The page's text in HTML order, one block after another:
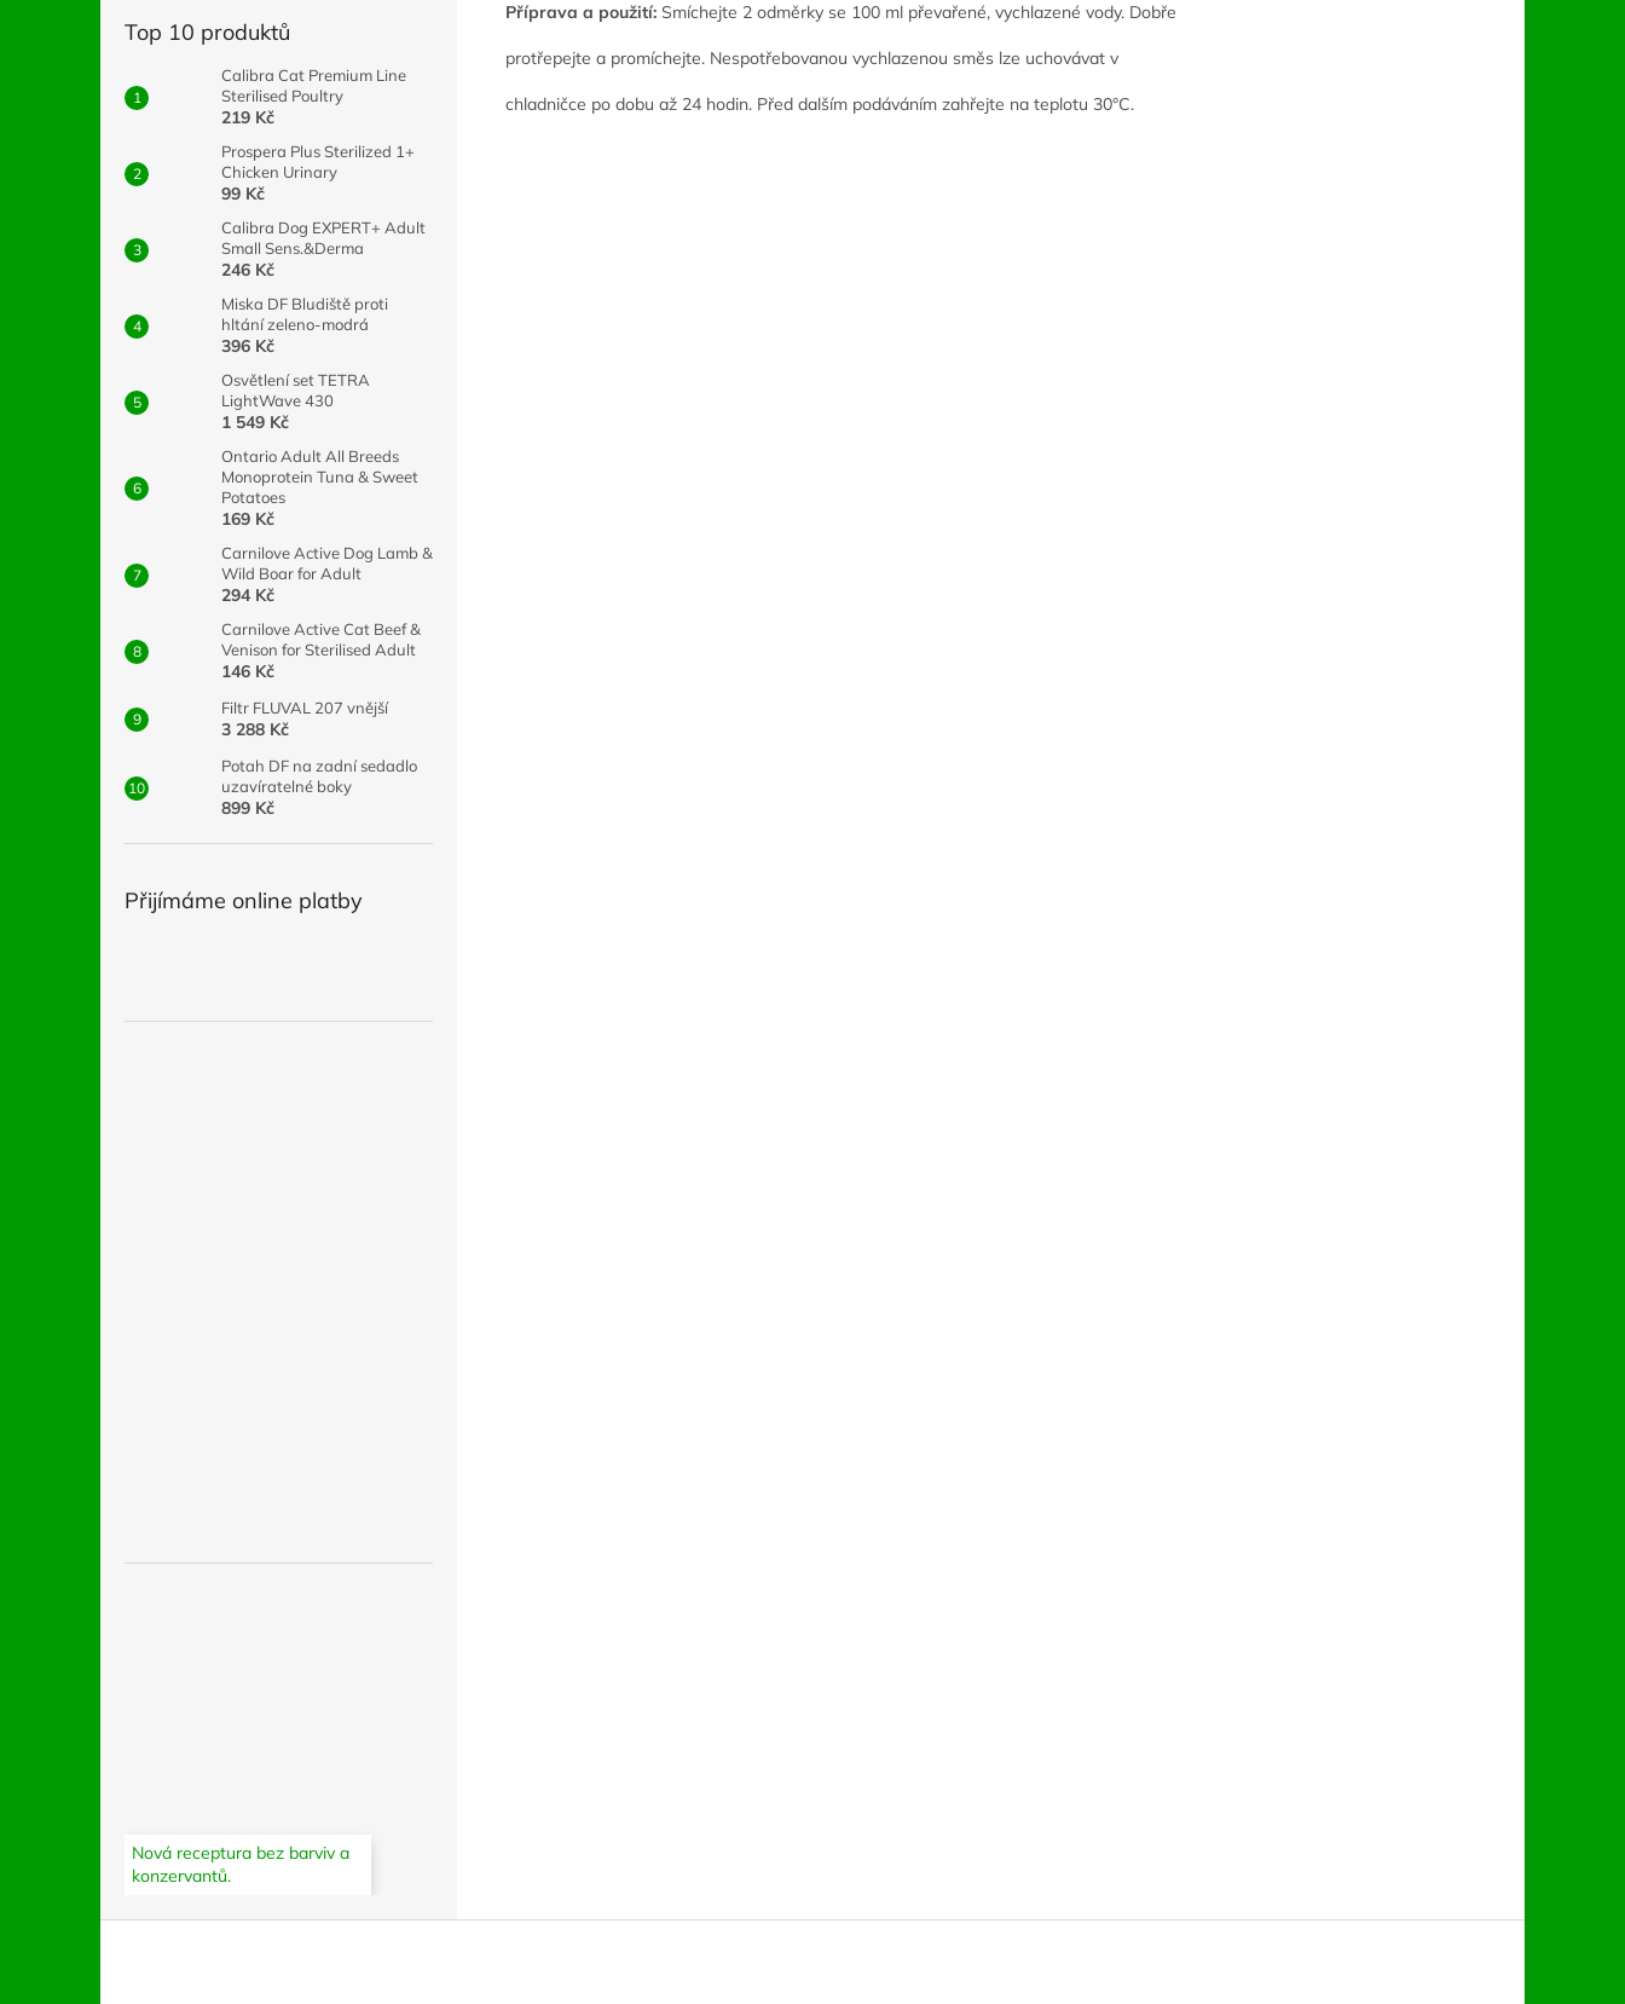
Top 10 produktů
Calibra Cat Premium Line
Sterilised Poultry
219 Kč
Prospera Plus Sterilized 1+
Chicken Urinary
99 Kč
Calibra Dog EXPERT+ Adult
Small Sens.&Derma
246 Kč
Miska DF Bludiště proti
hltání zeleno-modrá
396 Kč
Osvětlení set TETRA
LightWave 430
1 549 Kč
Ontario Adult All Breeds
Monoprotein Tuna & Sweet
Potatoes
169 Kč
Carnilove Active Dog Lamb &
Wild Boar for Adult
294 Kč
Carnilove Active Cat Beef &
Venison for Sterilised Adult
146 Kč
Filtr FLUVAL 207 vnější
3 288 Kč
Potah DF na zadní sedadlo
uzavíratelné boky
899 Kč
Přijímáme online platby
Nová receptura bez barviv a
konzervantů.
Příprava a použití: Smíchejte 2 odměrky se 100 ml převařené, vychlazené vody. Dobře
protřepejte a promíchejte. Nespotřebovanou vychlazenou směs lze uchovávat v
chladničce po dobu až 24 hodin. Před dalším podáváním zahřejte na teplotu 30°C.